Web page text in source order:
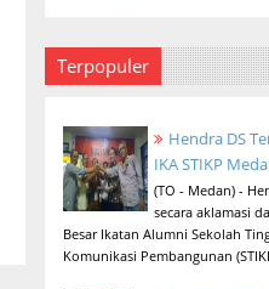
Terpopuler
Hendra DS
IKA STIKP
(TO - Medan) -
secara aklamasi
Besar Ikatan Alumni Sekolah
Komunikasi Pembangunan